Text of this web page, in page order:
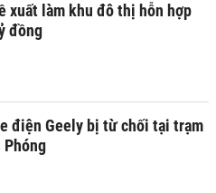
xuất làm khu đô thị hỗn hợp
đồng
điện Geely bị từ chối tại trạm
Phóng